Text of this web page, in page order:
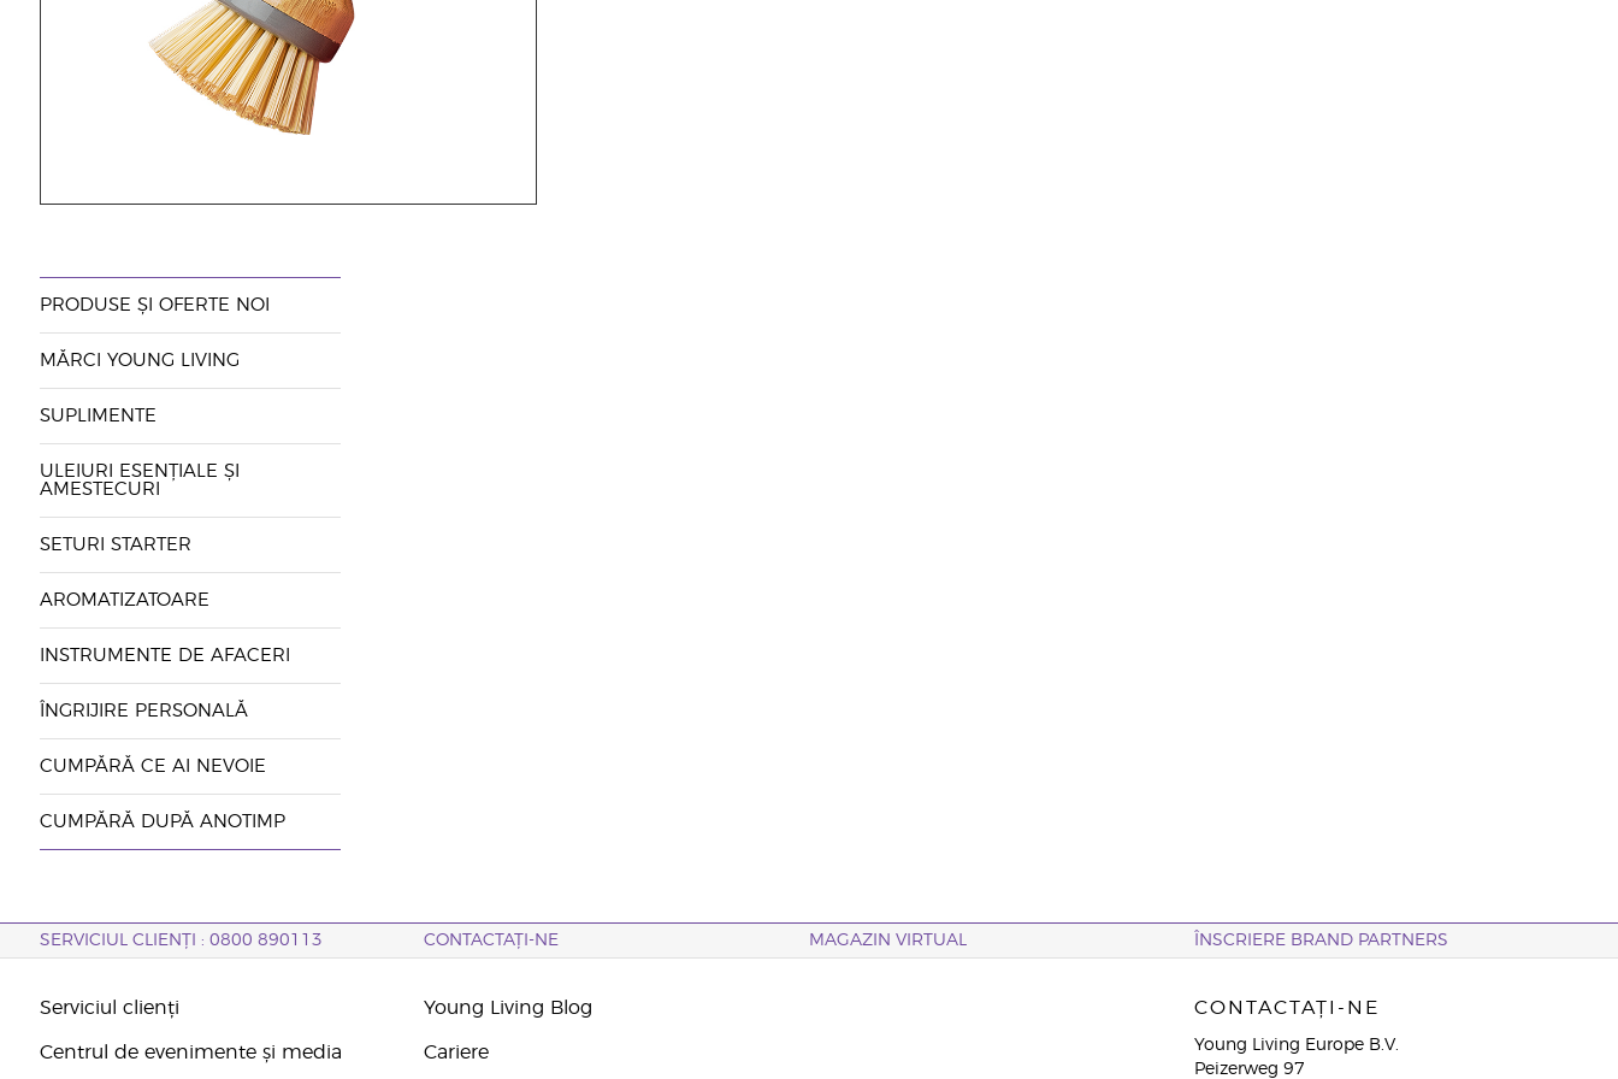
PRODUSE ȘI OFERTE NOI
MĂRCI YOUNG LIVING
SUPLIMENTE
ULEIURI ESENȚIALE ȘI
AMESTECURI
SETURI STARTER
AROMATIZATOARE
INSTRUMENTE DE AFACERI
ÎNGRIJIRE PERSONALĂ
CUMPĂRĂ CE AI NEVOIE
CUMPĂRĂ DUPĂ ANOTIMP
SERVICIUL CLIENȚI : 0800 890113 CONTACTAȚI-NE MAGAZIN VIRTUAL ÎNSCRIERE BRAND PARTNERS
Serviciul clienți
Centrul de evenimente și media
Young Living Blog
Cariere
CONTACTAȚI-NE
Young Living Europe B.V.
Peizerweg 97